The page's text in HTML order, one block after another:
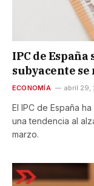
IPC de
subyacente se
ECONOMÍA abril 29,
El IPC de España
una tendencia al
marzo.